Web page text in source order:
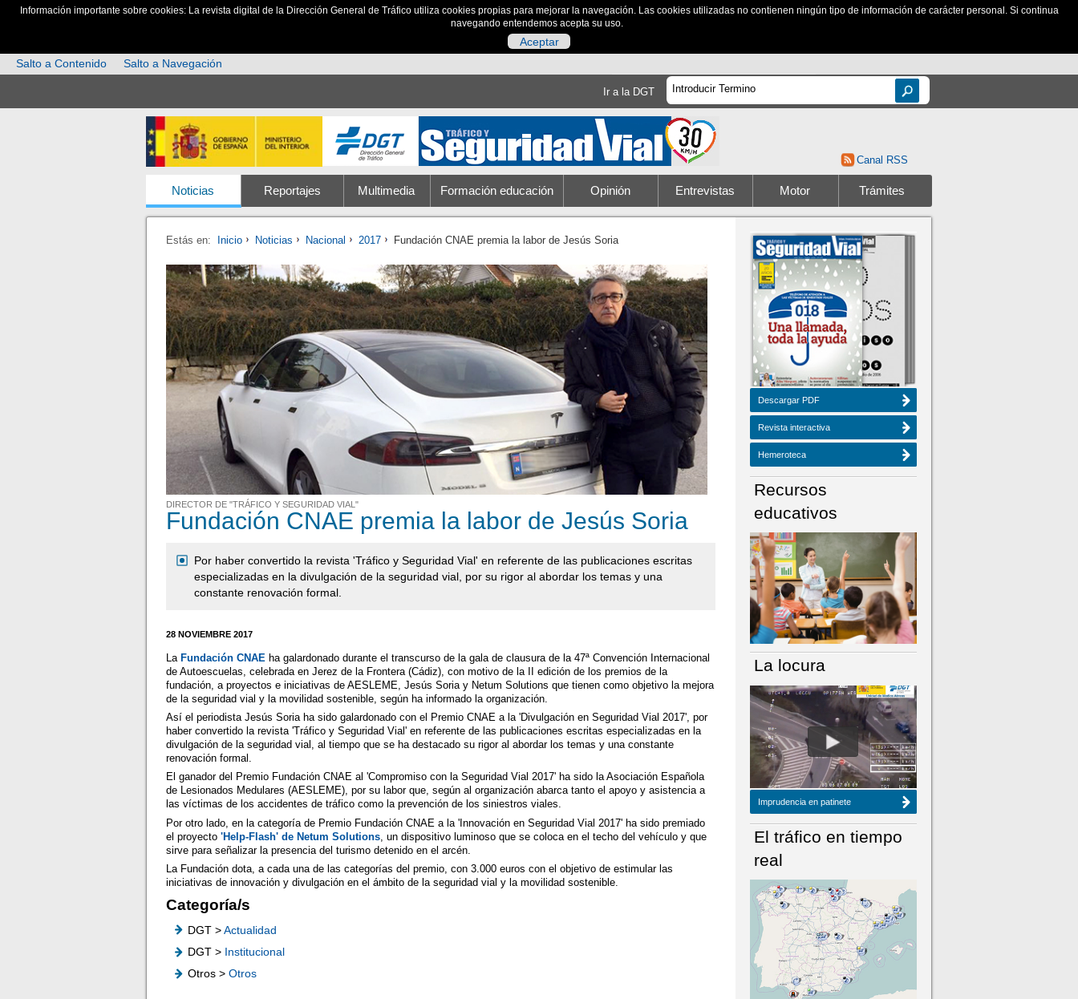
Información importante sobre cookies: La revista digital de la Dirección General de Tráfico utiliza cookies propias para mejorar la navegación. Las cookies utilizadas no contienen ningún tipo de información de carácter personal. Si continua
navegando entendemos acepta su uso.
Aceptar
Salto a Contenido
Salto a Navegación
Ir a la DGT
Canal RSS
Noticias Reportajes Multimedia Formación educación Opinión Entrevistas Motor Trámites
Estás en: Inicio Noticias Nacional 2017 Fundación CNAE premia la labor de Jesús Soria
DIRECTOR DE "TRÁFICO Y SEGURIDAD VIAL"
Fundación CNAE premia la labor de Jesús Soria
Por haber convertido la revista 'Tráfico y Seguridad Vial' en referente de las publicaciones escritas
especializadas en la divulgación de la seguridad vial, por su rigor al abordar los temas y una
constante renovación formal.
28 NOVIEMBRE 2017
LaFundación CNAE ha galardonado durante el transcurso de la gala de clausura de la 47ª Convención Internacional
de Autoescuelas, celebrada en Jerez de la Frontera (Cádiz), con motivo de la II edición de los premios de la
fundación, a proyectos e iniciativas de AESLEME, Jesús Soria y Netum Solutions que tienen como objetivo la mejora
de la seguridad vial y la movilidad sostenible, según ha informado la organización.
Así el periodista Jesús Soria ha sido galardonado con el Premio CNAE a la 'Divulgación en Seguridad Vial 2017', por
haber convertido la revista 'Tráfico y Seguridad Vial' en referente de las publicaciones escritas especializadas en la
divulgación de la seguridad vial, al tiempo que se ha destacado su rigor al abordar los temas y una constante
renovación formal.
El ganador del Premio Fundación CNAE al 'Compromiso con la Seguridad Vial 2017' ha sido la Asociación Española
de Lesionados Medulares (AESLEME), por su labor que, según al organización abarca tanto el apoyo y asistencia a
las víctimas de los accidentes de tráfico como la prevención de los siniestros viales.
Por otro lado, en la categoría de Premio Fundación CNAE a la 'Innovación en Seguridad Vial 2017' ha sido premiado
el proyecto'Help-Flash' de Netum Solutions , un dispositivo luminoso que se coloca en el techo del vehículo y que
sirve para señalizar la presencia del turismo detenido en el arcén.
La Fundación dota, a cada una de las categorías del premio, con 3.000 euros con el objetivo de estimular las
iniciativas de innovación y divulgación en el ámbito de la seguridad vial y la movilidad sostenible.
Categoría/s
DGT >Actualidad
DGT > Institucional
Otros >Otros
NÚMERO ACTUAL HEMEROTECA
Descargar PDF
Revista interactiva
Hemeroteca
Recursos
educativos
La locura
Imprudencia en patinete
El tráfico en tiempo
real